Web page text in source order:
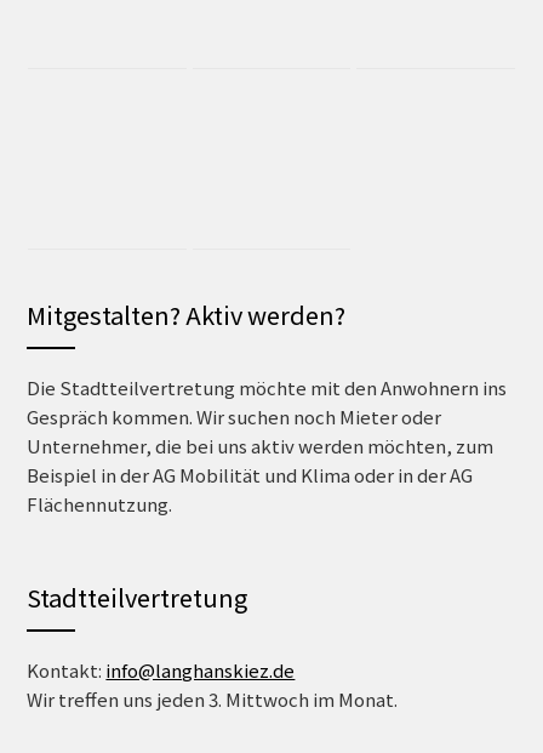
Mitgestalten? Aktiv werden?
Die Stadtteilvertretung möchte mit den Anwohnern ins
Gespräch kommen. Wir suchen noch Mieter oder
Unternehmer, die bei uns aktiv werden möchten, zum
Beispiel in der AG Mobilität und Klima oder in der AG
Flächennutzung.
Stadtteilvertretung
Kontakt: info@langhanskiez.de
Wir treffen uns jeden 3. Mittwoch im Monat.